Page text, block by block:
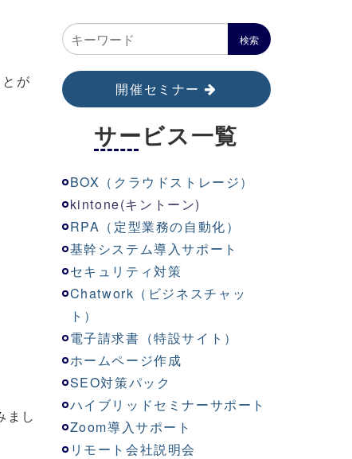
が
まし
開催セミナー
サービス一覧
BOX（クラウドストレージ）
kintone(キントーン)
RPA（定型業務の自動化）
基幹システム導入サポート
セキュリティ対策
Chatwork（ビジネスチャッ
ト）
電子請求書（特設サイト）
ホームページ作成
SEO対策パック
ハイブリッドセミナーサポート
Zoom導入サポート
リモート会社説明会